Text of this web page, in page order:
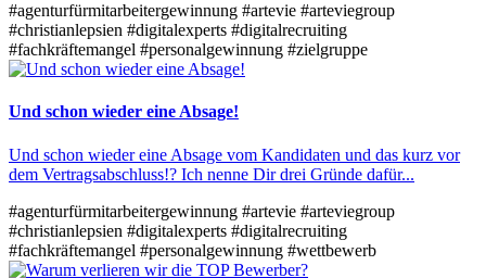
#agenturfürmitarbeitergewinnung #artevie #arteviegroup
#christianlepsien #digitalexperts #digitalrecruiting
#fachkräftemangel #personalgewinnung #zielgruppe
Und schon wieder eine Absage!
Und schon wieder eine Absage vom Kandidaten und das kurz vor
dem Vertragsabschluss!? Ich nenne Dir drei Gründe dafür...
#agenturfürmitarbeitergewinnung #artevie #arteviegroup
#christianlepsien #digitalexperts #digitalrecruiting
#fachkräftemangel #personalgewinnung #wettbewerb